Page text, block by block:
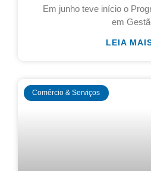
Em junho teve início o
em
LEIA
Comércio & Serviços